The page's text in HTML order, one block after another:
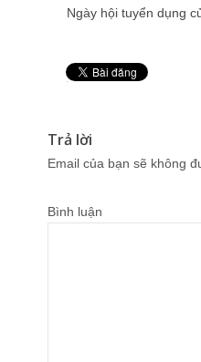
Ngày hội tuyển dụng
Trả lời
Email của bạn sẽ không
Bình luận